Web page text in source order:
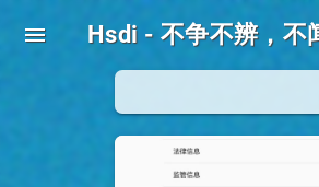
menu Hsdi - 不争不辨，不